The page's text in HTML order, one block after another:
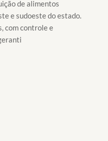
de alimentos
e sudoeste do estado.
com controle e